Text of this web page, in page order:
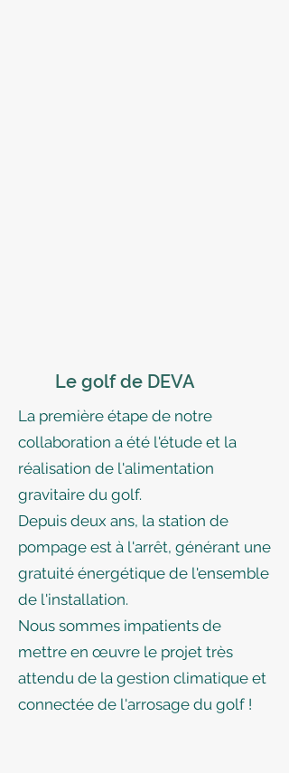
Le golf de DEVA
La première étape de notre
collaboration a été l'étude et la
réalisation de l'alimentation
gravitaire du golf.
Depuis deux ans, la station de
pompage est à l'arrêt, générant une
gratuité énergétique de l'ensemble
de l'installation.
Nous sommes impatients de
mettre en œuvre le projet très
attendu de la gestion climatique et
connectée de l'arrosage du golf !